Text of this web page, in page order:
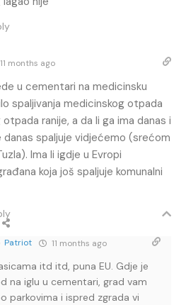
11 months ago
u cementari na medicinsku
spaljivanja medicinskog otpada
ranije, a da li ga ima danas i
spaljuje vidjećemo (srećom
Ima li igdje u Evropi
koja još spaljuje komunalni
Patriot 11 months ago
itd itd, puna EU. Gdje je
na iglu u cementari, grad vam
parkovima i ispred zgrada vi